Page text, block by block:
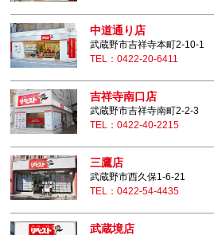
中道通り店
武蔵野市吉祥寺本町2-10-1
TEL：0422-20-6411
吉祥寺南口店
武蔵野市吉祥寺南町2-2-3
TEL：0422-40-2215
三鷹店
武蔵野市西久保1-6-21
TEL：0422-54-4435
武蔵境店